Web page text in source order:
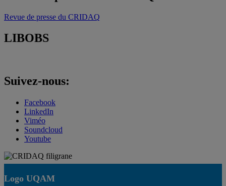
Revue de presse du CRIDAQ
LIBOBS
Suivez-nous:
Facebook
LinkedIn
Viméo
Soundcloud
Youtube
Logo UQAM